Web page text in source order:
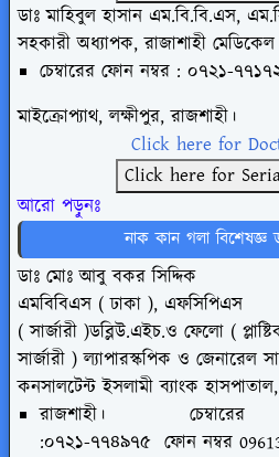
ডাঃ মাহিবুল হাসান এম.বি.বি.এস,
সহকারীঅধ্যাপক, রাজাশাহী
চেম্বারের ফোন নম্বর : ০৭২১-
মাইক্রোপ্যাথ, লক্ষীপুর, রাজশাহী।
Click here for
Click here for
আরো পড়ুনঃ
নাক কান গলা বিশেষজ্ঞ
ডাঃ মোঃ আবু বকর সিদ্দিক
এমবিবিএস ( ঢাকা ), এফসিপিএস
( সার্জারী )ডব্লিউ.এইচ.ও ফেলো (
সার্জারী ) ল্যাপারস্কপিক ও জেনারেল
কনসালটেন্ট ইসলামী ব্যাংক হাসপাতাল,
রাজশাহী।
:০৭২১-৭৭৪৯৭৫ ফোননম্বর